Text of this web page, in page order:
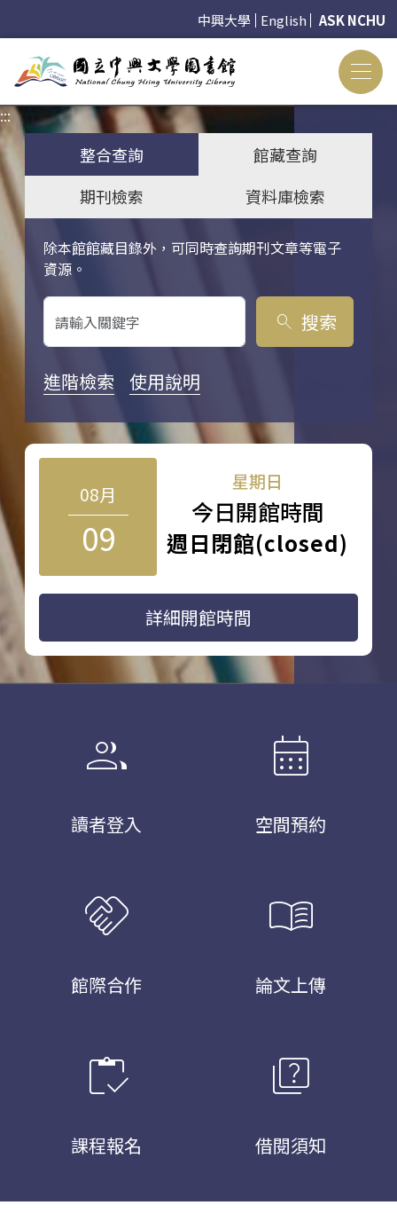
中興大學 English ASK NCHU
:::
整合查詢
館藏查詢
期刊檢索
資料庫檢索
除本館館藏目錄外，可同時查詢期刊文章等電子
資源。
關鍵字搜尋
search 搜索
進階檢索 使用說明
08月
09
星期日
今日開館時間
週日閉館(closed)
詳細開館時間
group
讀者登入
calendar_month
空間預約
handshake
館際合作
menu_book
論文上傳
inventory
課程報名
quiz
借閱須知